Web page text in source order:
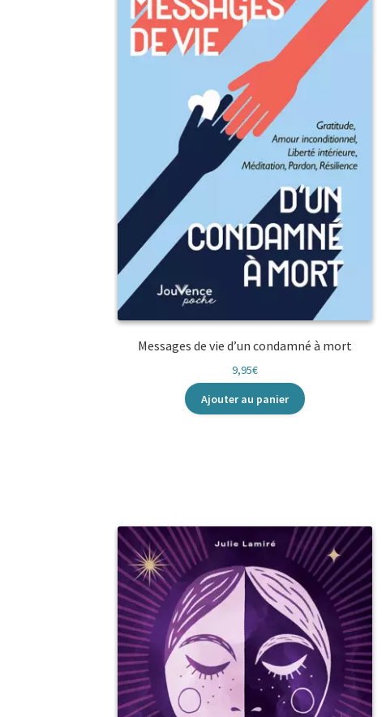
Messages de vie d’un condamné à mort
9,95€
Ajouter au panier